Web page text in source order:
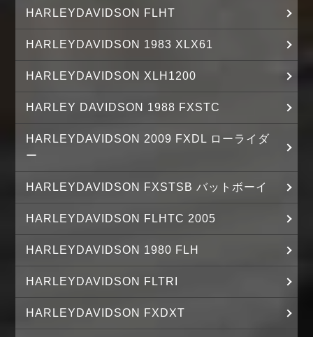
HARLEYDAVIDSON FLHT
HARLEYDAVIDSON 1983 XLX61
HARLEYDAVIDSON XLH1200
HARLEY DAVIDSON 1988 FXSTC
HARLEYDAVIDSON 2009 FXDL ローライダ
ー
HARLEYDAVIDSON FXSTSB バットボーイ
HARLEYDAVIDSON FLHTC 2005
HARLEYDAVIDSON 1980 FLH
HARLEYDAVIDSON FLTRI
HARLEYDAVIDSON FXDXT